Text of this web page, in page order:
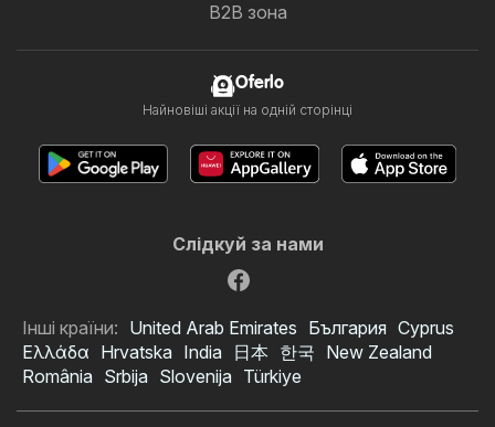
B2B зона
Oferlo
Найновіші акції на одній сторінці
Слідкуй за нами
Інші країни: United Arab Emirates България Cyprus
Ελλάδα Hrvatska India 日本 한국 New Zealand
România Srbija Slovenija Türkiye